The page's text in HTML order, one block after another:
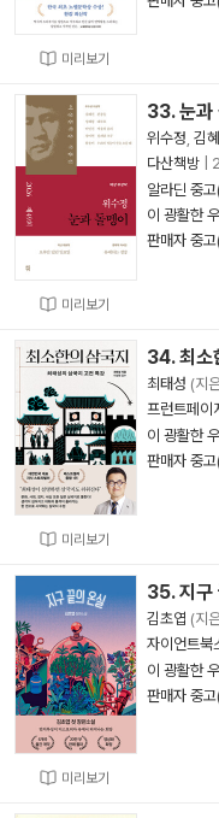
미리보기
미리보기
33. 눈과
위수정 김
다산책방
알라딘 중
이 광활한
판매자 중
미리보기
34. 최소
최태성 (지
프런트페이
이 광활한
판매자 중
미리보기
35. 지구
김초엽 (지
자이언트북
이 광활한
판매자 중